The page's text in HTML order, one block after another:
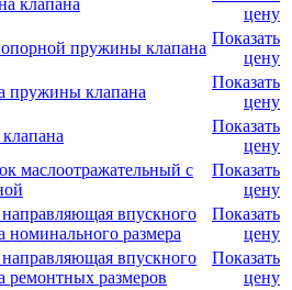
цену
пружины клапана
Показать
цену
пружины клапана
Показать
цену
Показать
цену
маслоотражательный с
Показать
цену
впускного
номинального размера
Показать
цену
впускного
ремонтных размеров
Показать
цену